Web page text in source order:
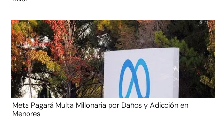
Meta Pagará Multa Millonaria por Daños y Adicción en
Menores